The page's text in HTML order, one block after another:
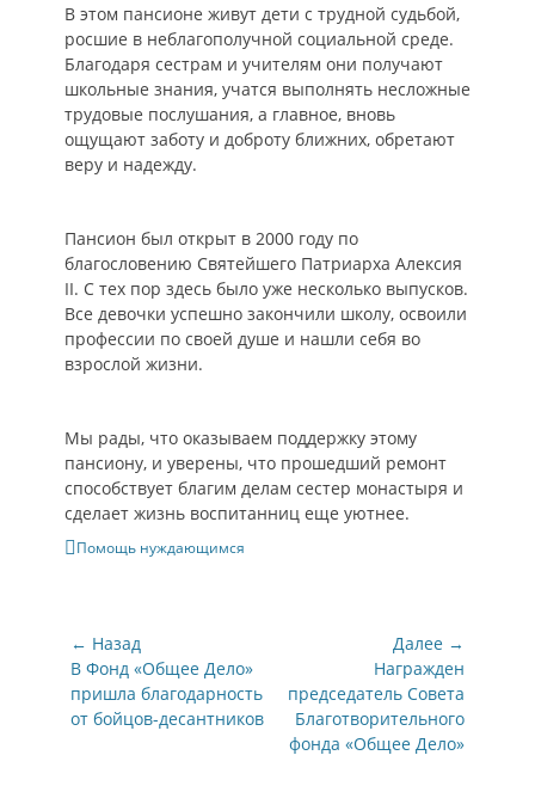
В этом пансионе живут дети с трудной судьбой,
росшие в неблагополучной социальной среде.
Благодаря сестрам и учителям они получают
школьные знания, учатся выполнять несложные
трудовые послушания, а главное, вновь
ощущают заботу и доброту ближних, обретают
веру и надежду.
Пансион был открыт в 2000 году по
благословению Святейшего Патриарха Алексия
II. С тех пор здесь было уже несколько выпусков.
Все девочки успешно закончили школу, освоили
профессии по своей душе и нашли себя во
взрослой жизни.
Мы рады, что оказываем поддержку этому
пансиону, и уверены, что прошедший ремонт
способствует благим делам сестер монастыря и
сделает жизнь воспитанниц еще уютнее.
Категории
Помощь нуждающимся
Навигация
по
записям
← Назад
Предыдущая
запись:
В Фонд «Общее Дело»
пришла благодарность
от бойцов-десантников
Далее →
запись:
Награжден
председатель Совета
Благотворительного
фонда «Общее Дело»